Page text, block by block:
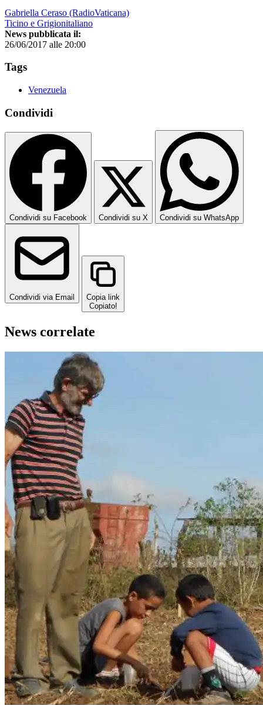
Gabriella Ceraso (RadioVaticana)
Ticino e Grigionitaliano
News pubblicata il:
26/06/2017 alle 20:00
Tags
Venezuela
Condividi
Condividi su Facebook Condividi su X Condividi su WhatsApp
Condividi via Email
Copia link
Copiato!
News correlate